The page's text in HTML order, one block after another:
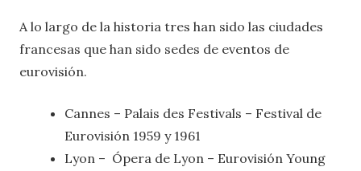
A lo largo de la historia tres han sido las ciudades
francesas que han sido sedes de eventos de
eurovisión.
Cannes – Palais des Festivals – Festival de
Eurovisión 1959 y 1961
Lyon – Ópera de Lyon – Eurovisión Young